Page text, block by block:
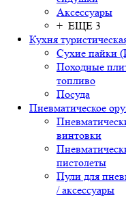
Аксессуары
+ ЕЩЕ 3
Кухня
Сухие пайки
Походные
топливо
Посуда
Пневматическое
винтовки
пистолеты
Пули для
/ аксессуары